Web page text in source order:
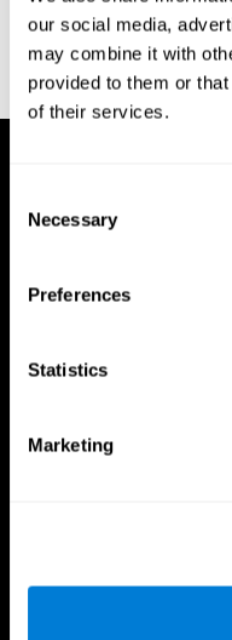
our social media,
may combine it with
provided to them or
of their services.
Selection
Necessary
Preferences
Statistics
Marketing
Pacific Books.
Porteus, S. D. (1950).
Pacific Books.